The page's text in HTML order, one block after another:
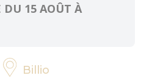
DU 15 AOÛT À
Billio